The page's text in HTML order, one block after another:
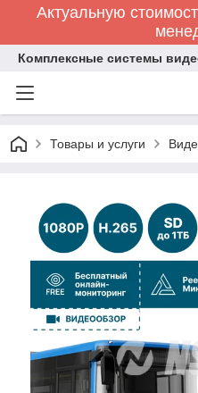
Актуальную
Комплексные системы
Товары и услуги